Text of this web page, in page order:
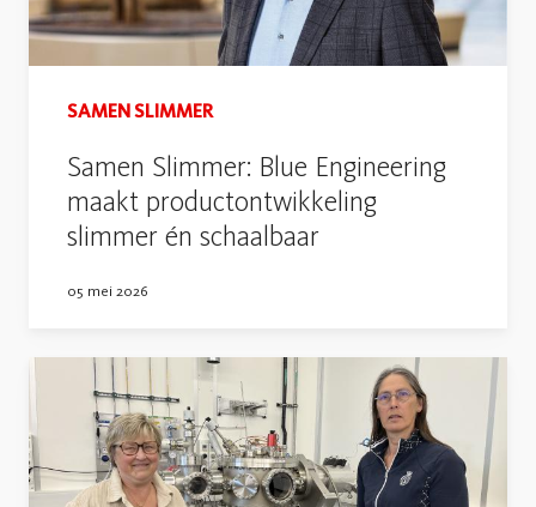
SAMEN SLIMMER
Samen Slimmer: Blue Engineering
maakt productontwikkeling
slimmer én schaalbaar
05 mei 2026